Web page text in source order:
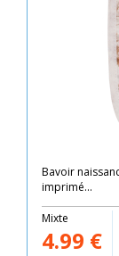
Bavoir
imprimé...
Mixte
4.99 €